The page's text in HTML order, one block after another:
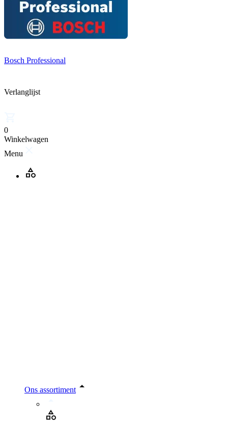
Bosch Professional
Verlanglijst
0
Winkelwagen
Menu
Ons assortiment